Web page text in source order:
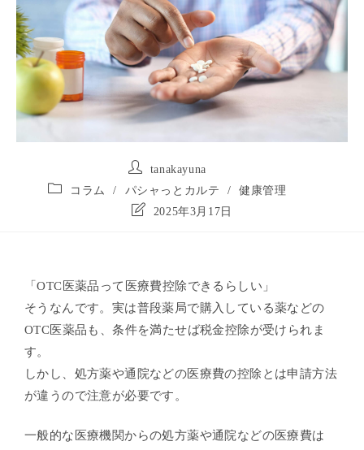
tanakayuna
コラム
/ パシャっとカルテ /
健康管理
2025年3月17日
「OTC医薬品って医療費控除できるらしい」
そうなんです。実は普段薬局で購入している薬などの
OTC医薬品も、条件を満たせば税金控除が受けられま
す。
しかし、処方薬や通院などの医療費の控除とは申請方法
が違うので注意が必要です。
一般的な医療機関からの処方薬や通院などの医療費は